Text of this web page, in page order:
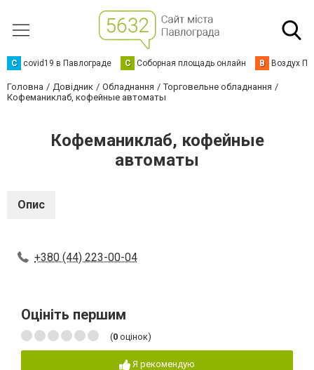
C covid19 в Павлограде С Соборная площадь онлайн В Воздух
Головна Довідник Обладнання
Торговельне обладнання
Кофеманиклаб, кофейные автоматы
Кофеманиклаб, кофейные
автоматы
Опис
+380 (44) 223-00-04
Оцініть першим
(0 оцінок)
Я рекомендую